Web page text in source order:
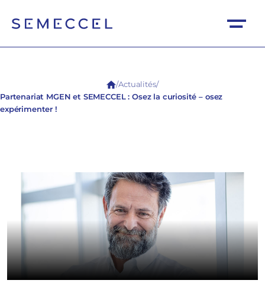
/Actualités/
Partenariat MGEN et SEMECCEL : Osez la curiosité – osez
expérimenter !